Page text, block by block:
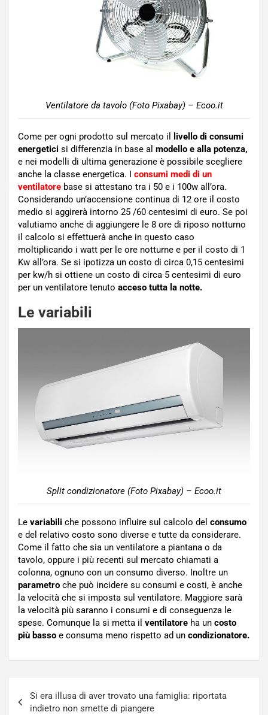
Ventilatore da tavolo (Foto Pixabay) – Ecoo.it
Come per ogni prodotto sul mercato il
livello di consumi
energetici si differenzia in base al modello e alla potenza,
e nei modelli di ultima generazione è possibile scegliere
anche la classe energetica. I consumi medi di un
ventilatore base si attestano tra i 50 e i 100w all’ora.
Considerando un’accensione continua di 12 ore il costo
medio si aggirerà intorno 25 /60 centesimi di euro. Se poi
valutiamo anche di aggiungere le 8 ore di riposo notturno
il calcolo si effettuerà anche in questo caso
moltiplicando i watt per le ore notturne e per il costo di 1
Kw all’ora. Se si ipotizza un costo di circa 0,15 centesimi
per kw/h si ottiene un costo di circa 5 centesimi di euro
per un ventilatore tenuto acceso tutta la notte.
Le variabili
Split condizionatore (Foto Pixabay) – Ecoo.it
Le variabili che possono influire sul calcolo del consumo
e del relativo costo sono diverse e tutte da considerare.
Come il fatto che sia un ventilatore a piantana o da
tavolo, oppure i più recenti sul mercato chiamati a
colonna, ognuno con un consumo diverso. Inoltre un
parametro che può incidere su consumi e costi, è anche
la velocità che si imposta sul ventilatore. Maggiore sarà
la velocità più saranno i consumi e di conseguenza le
spese. Comunque la si metta il ventilatore ha un costo
più basso e consuma meno rispetto ad un condizionatore.
articoli
Si era illusa di aver trovato una famiglia: riportata
indietro non smette di piangere